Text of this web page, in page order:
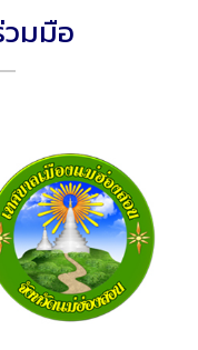
วมมือ